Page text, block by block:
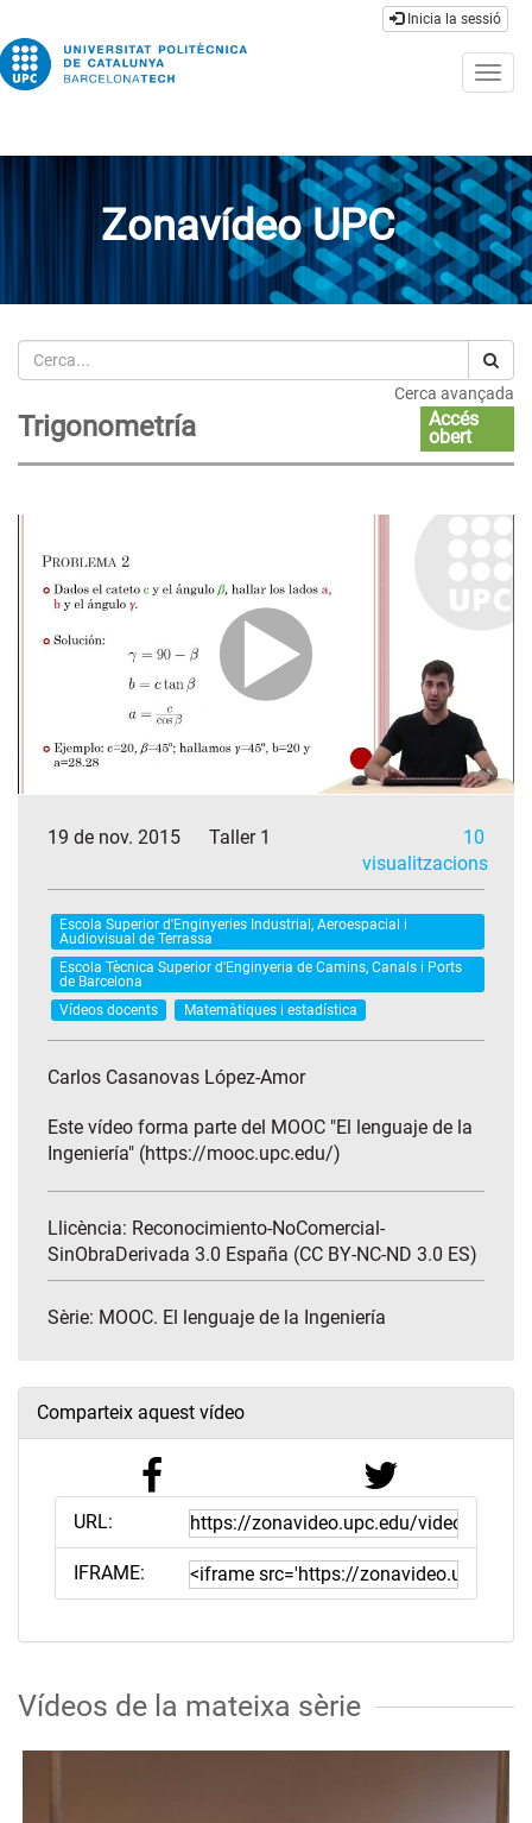
Inicia la sessió
Zonavídeo UPC
Cerca
Cerca avançada
Trigonometría
Accés
obert
19 de nov. 2015 Taller 1
10
visualitzacions
Escola Superior d'Enginyeries Industrial, Aeroespacial i
Audiovisual de Terrassa
Escola Tècnica Superior d'Enginyeria de Camins, Canals i Ports
de Barcelona
Vídeos docents
Matemàtiques i estadística
Carlos Casanovas López-Amor
Este vídeo forma parte del MOOC "El lenguaje de la
Ingeniería" (https://mooc.upc.edu/)
Llicència: Reconocimiento-NoComercial-
SinObraDerivada 3.0 España (CC BY-NC-ND 3.0 ES)
Sèrie: MOOC. El lenguaje de la Ingeniería
Comparteix aquest vídeo
URL:
IFRAME:
Vídeos de la mateixa sèrie